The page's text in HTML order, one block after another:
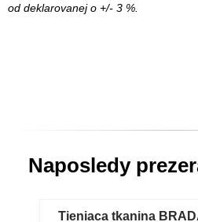
od deklarovanej o +/- 3 %.
Naposledy
Tieniaca tkanina